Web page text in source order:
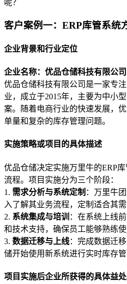
呢？
客户案例一：ERP库管系统
企业背景和行业定位
企业名称：优品仓储科技有限公司
优品仓储科技有限公司是一家专
业，成立于2015年，主要为中小
案。随着电商行业的快速发展，
单量和复杂的库存管理问题。
实施策略或项目的具体描述
优品仓储决定实施万里牛的ERP
流程。项目实施分为三个阶段：
1. 需求分析与系统定制 ：万里牛
入了解其业务流程，定制适合其需
2. 系统集成与培训 ：在系统上线
和技术支持，确保员工能够熟练使
3. 数据迁移与上线：完成数据迁
储开始使用新系统进行实时库存管
项目实施后企业所获得的具体益